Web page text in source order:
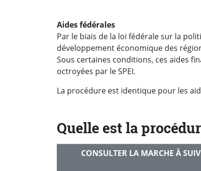
Aides fédérales
Par le biais de la loi fédérale sur la
développement économique des
Sous certaines conditions, ces aides
octroyées par le SPEI.
La procédure est identique pour les
Quelle est la
CONSULTER LA MARCHE À